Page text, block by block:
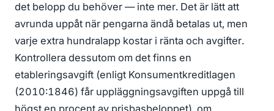
det belopp du behöver — inte mer. Det är lätt att
avrunda uppåt när pengarna ändå betalas ut, men
varje extra hundralapp kostar i ränta och avgifter.
Kontrollera dessutom om det finns en
etableringsavgift (enligt Konsumentkreditlagen
(2010:1846) får uppläggningsavgiften uppgå till